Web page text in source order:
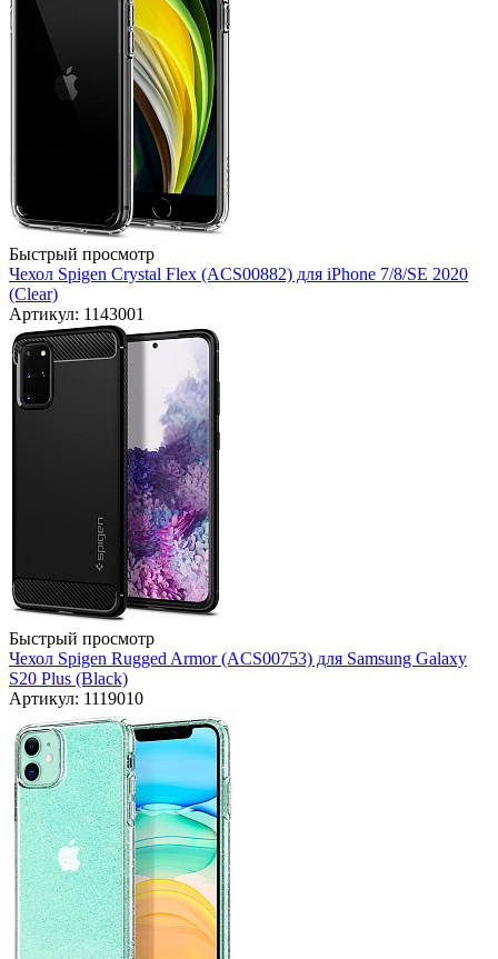
Быстрый просмотр
Чехол Spigen Crystal Flex (ACS00882) для iPhone 7/8/SE 2020
(Clear)
Артикул: 1143001
Быстрый просмотр
Чехол Spigen Rugged Armor (ACS00753) для Samsung Galaxy
S20 Plus (Black)
Артикул: 1119010